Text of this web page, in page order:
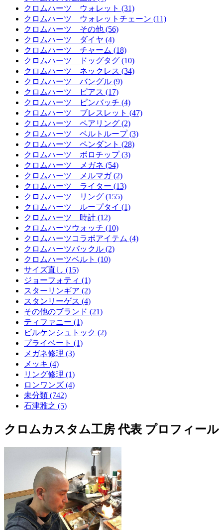
クロムハーツ ウォレット (31)
クロムハーツ ウォレットチェーン (11)
クロムハーツ その他 (56)
クロムハーツ ダイヤ (4)
クロムハーツ チャーム (18)
クロムハーツ ドッグタグ (10)
クロムハーツ ネックレス (34)
クロムハーツ バングル (9)
クロムハーツ ピアス (17)
クロムハーツ ピンバッチ (4)
クロムハーツ ブレスレット (47)
クロムハーツ ペアリング (2)
クロムハーツ ベルトループ (3)
クロムハーツ ペンダント (28)
クロムハーツ ボロチップ (3)
クロムハーツ メガネ (54)
クロムハーツ メルマガ (2)
クロムハーツ ライター (13)
クロムハーツ リング (155)
クロムハーツ ループタイ (1)
クロムハーツ 時計 (12)
クロムハーツウォッチ (10)
クロムハーツコラボアイテム (4)
クロムハーツバックル (2)
クロムハーツベルト (10)
サイズ直し (15)
ジョーフォティ (1)
スターリンギア (2)
スタンリーゲス (4)
その他のブランド (21)
ティファニー (1)
ビルケンシュトック (2)
プライベート (1)
メガネ修理 (3)
メッキ (4)
リング修理 (1)
ロンワンズ (4)
未分類 (742)
石津雅之 (5)
クロムカスタム工房 代表 プロフィール